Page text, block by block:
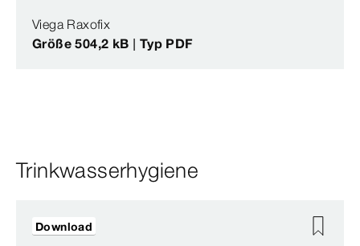
Viega Raxofix
Größe 504,2 kB | Typ PDF
Trinkwasserhygiene
Download